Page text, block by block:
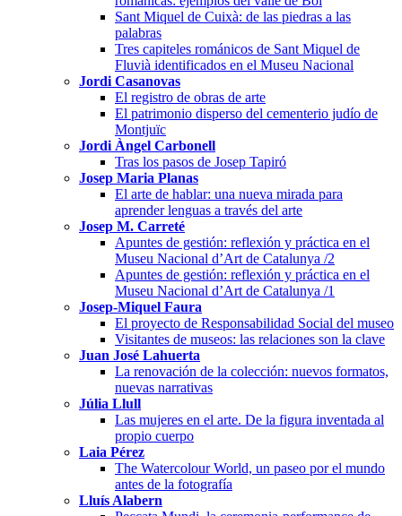
Sant Miquel de Cuixà: de las piedras a las
palabras
Tres capiteles románicos de Sant Miquel de
Fluvià identificados en el Museu Nacional
Jordi Casanovas
El registro de obras de arte
El patrimonio disperso del cementerio judío de
Montjuïc
Jordi Àngel Carbonell
Tras los pasos de Josep Tapiró
Josep Maria Planas
El arte de hablar: una nueva mirada para
aprender lenguas a través del arte
Josep M. Carreté
Apuntes de gestión: reflexión y práctica en el
Museu Nacional d’Art de Catalunya /2
Apuntes de gestión: reflexión y práctica en el
Museu Nacional d’Art de Catalunya /1
Josep-Miquel Faura
El proyecto de Responsabilidad Social del museo
Visitantes de museos: las relaciones son la clave
Juan José Lahuerta
La renovación de la colección: nuevos formatos,
nuevas narrativas
Júlia Llull
Las mujeres en el arte. De la figura inventada al
propio cuerpo
Laia Pérez
The Watercolour World, un paseo por el mundo
antes de la fotografía
Lluís Alabern